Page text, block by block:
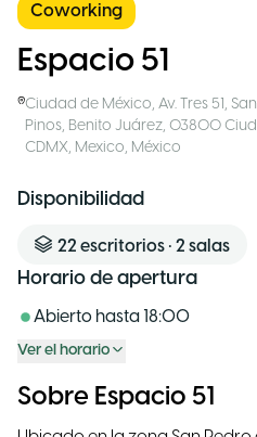
Coworking
Espacio 51
Ciudad de México, Av. Tres 51,
Pinos, Benito Juárez, 03800
CDMX, Mexico, México
Disponibilidad
22 escritorios • 2 salas
Horario de apertura
Abierto hasta 18:00
Ver el horario
Sobre Espacio 51